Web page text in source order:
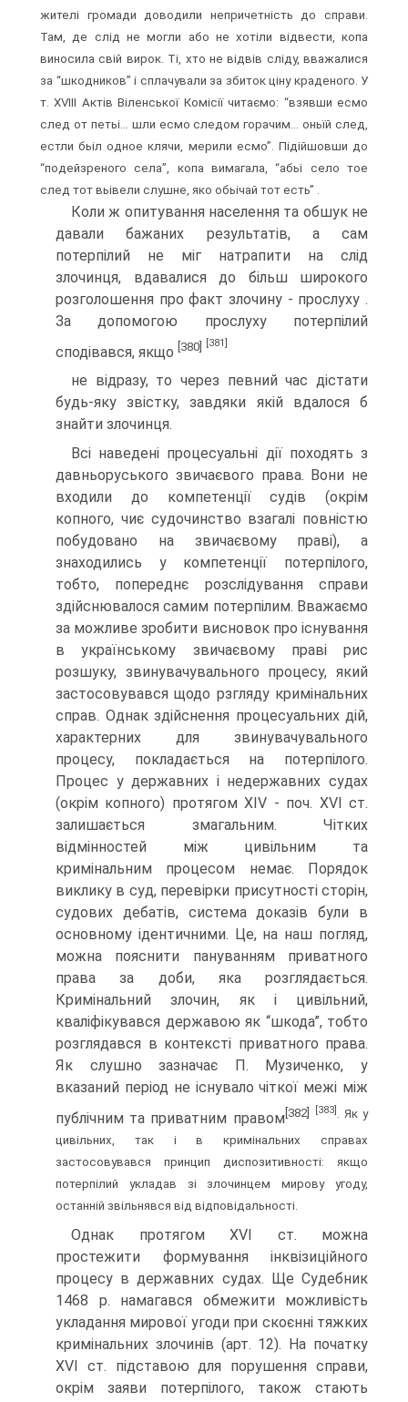
жителі громади доводили непричетність до справи.
Там, де слід не могли або не хотіли відвести, копа
виносила свій вирок. Ті, хто не відвів сліду, вважалися
за “шкодников” і сплачували за збиток ціну краденого. У
т. XVIII Актів Віленської Комісії читаємо: “взявши есмо
след от петьі... шли есмо следом горачим... оньїй след,
естли бьіл одное клячи, мерили есмо”. Підійшовши до
“подейзреного села”, копа вимагала, “абьі село тое
след тот вьівели слушне, яко обьічай тот есть” .
Коли ж опитування населення та обшук не
давали бажаних результатів, а сам
потерпілий не міг натрапити на слід
злочинця, вдавалися до більш широкого
розголошення про факт злочину - прослуху .
За допомогою прослуху потерпілий
сподівався, якщо [380] [381]
не відразу, то через певний час дістати
будь-яку звістку, завдяки якій вдалося б
знайти злочинця.
Всі наведені процесуальні дії походять з
давньоруського звичаєвого права. Вони не
входили до компетенції судів (окрім
копного, чиє судочинство взагалі повністю
побудовано на звичаєвому праві), а
знаходились у компетенції потерпілого,
тобто, попереднє розслідування справи
здійснювалося самим потерпілим. Вважаємо
за можливе зробити висновок про існування
в українському звичаєвому праві рис
розшуку, звинувачувального процесу, який
застосовувався щодо рзгляду кримінальних
справ. Однак здійснення процесуальних дій,
характерних для звинувачувального
процесу, покладається на потерпілого.
Процес у державних і недержавних судах
(окрім копного) протягом XIV - поч. XVI ст.
залишається змагальним. Чітких
відмінностей між цивільним та
кримінальним процесом немає. Порядок
виклику в суд, перевірки присутності сторін,
судових дебатів, система доказів були в
основному ідентичними. Це, на наш погляд,
можна пояснити пануванням приватного
права за доби, яка розглядається.
Кримінальний злочин, як і цивільний,
кваліфікувався державою як “шкода”, тобто
розглядався в контексті приватного права.
Як слушно зазначає П. Музиченко, у
вказаний період не існувало чіткої межі між
публічним та приватним правом [382] [383]
. Як у
цивільних, так і в кримінальних справах
застосовувався принцип диспозитивності: якщо
потерпілий укладав зі злочинцем мирову угоду,
останній звільнявся від відповідальності.
Однак протягом XVI ст. можна
простежити формування інквізиційного
процесу в державних судах. Ще Судебник
1468 р. намагався обмежити можливість
укладання мирової угоди при скоєнні тяжких
кримінальних злочинів (арт. 12). На початку
XVI ст. підставою для порушення справи,
окрім заяви потерпілого, також стають